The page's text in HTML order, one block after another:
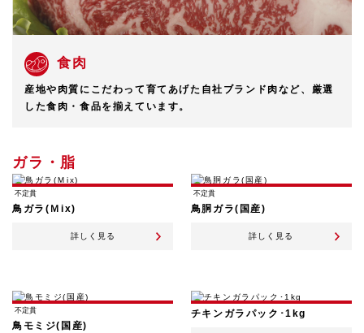
食肉
産地や肉質にこだわって育てあげた自社ブランド肉など、厳選
した食肉・食品を揃えています。
ガラ・脂
不定貫
鳥ガラ(Ｍix)
詳しく見る
不定貫
鳥胴ガラ(国産)
詳しく見る
不定貫
鳥モミジ(国産)
チキンガラパック･1kg